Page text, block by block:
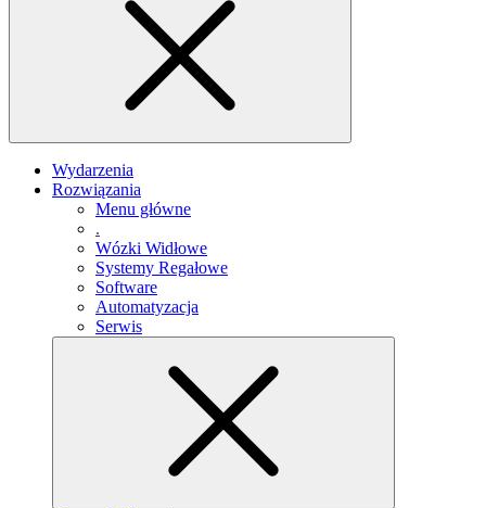
Wydarzenia
Rozwiązania
Menu główne
.
Wózki Widłowe
Systemy Regałowe
Software
Automatyzacja
Serwis